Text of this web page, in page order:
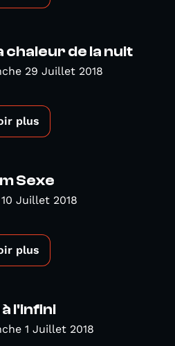
chaleur de la nuit
29 Juillet 2018
plus
Sexe
Juillet 2018
plus
l'infini
1 Juillet 2018